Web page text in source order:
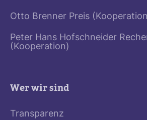
Otto Brenner Preis
Peter Hans Hofschneider
(Kooperation)
Wer wir sind
Transparenz